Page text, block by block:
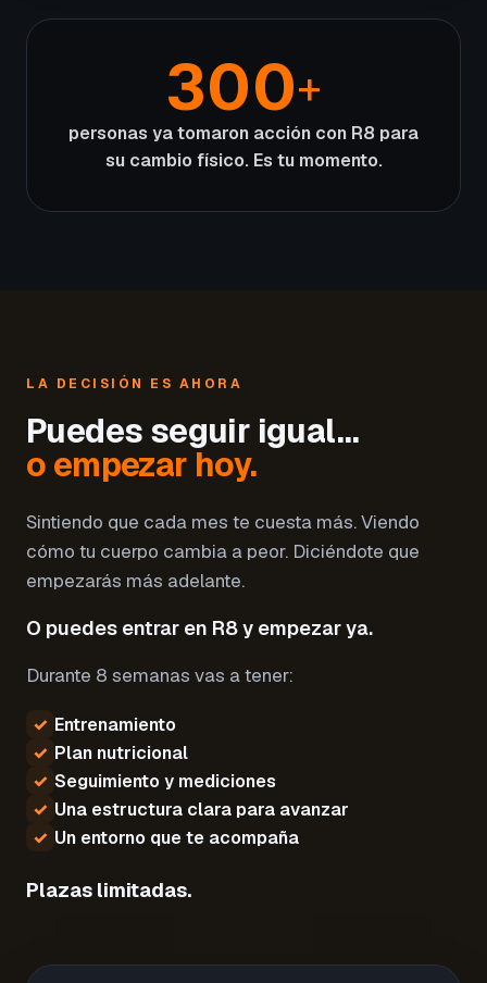
300+
personas ya tomaron acción con R8 para
su cambio físico. Es tu momento.
LA DECISIÓN ES AHORA
Puedes seguir igual…
o empezar hoy.
Sintiendo que cada mes te cuesta más. Viendo
cómo tu cuerpo cambia a peor. Diciéndote que
empezarás más adelante.
O puedes entrar en R8 y empezar ya.
Durante 8 semanas vas a tener:
✓ Entrenamiento
✓ Plan nutricional
✓ Seguimiento y mediciones
✓ Una estructura clara para avanzar
✓ Un entorno que te acompaña
Plazas limitadas.